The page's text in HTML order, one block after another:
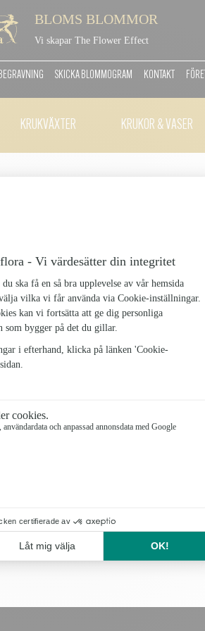
BLOMS BLOMMOR
Vi skapar The Flower Effect
SKICKA BLOMMOGRAM KONTAKT
KRUKVÄXTER KRUKOR & VASER
SAKNAD